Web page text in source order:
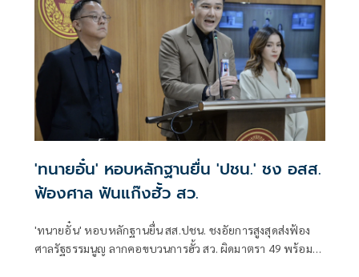
'ทนายอั๋น' หอบหลักฐานยื่น 'ปชน.' ชง อสส.
ฟ้องศาล ฟันแก๊งฮั้ว สว.
'ทนายอั๋น' หอบหลักฐานยื่น สส.ปชน. ชงอัยการสูงสุดส่งฟ้อง
ศาลรัฐธรรมนูญ ลากคอขบวนการฮั้ว สว. ผิดมาตรา 49 พร้อม